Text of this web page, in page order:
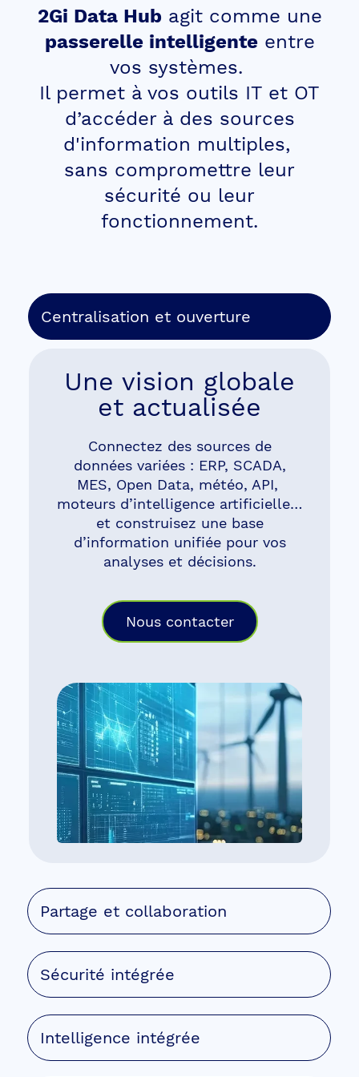
2Gi Data Hub agit comme une
passerelle intelligenteentre
vos systèmes.
Il permet à vos outils IT et OT
d’accéder à des sources
d'information multiples,
sans compromettre leur
sécurité ou leur
fonctionnement.
Centralisation et ouverture
Une vision globale
et actualisée
Connectez des sources de
données variées : ERP, SCADA,
MES, Open Data, météo, API,
moteurs d’intelligence artificielle…
et construisez une base
d’information unifiée pour vos
analyses et décisions.
Nous contacter
Partage et collaboration
Des silos enfin
ouverts
Sécurité intégrée
L’architecture de
Intelligence intégrée